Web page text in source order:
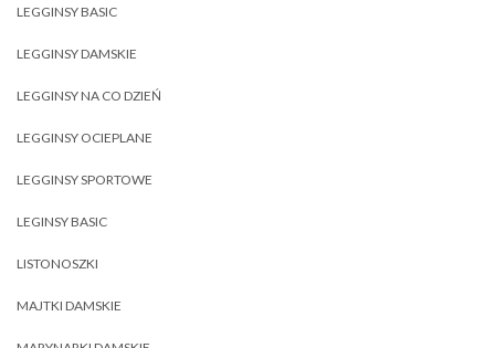
LEGGINSY BASIC
LEGGINSY DAMSKIE
LEGGINSY NA CO DZIEŃ
LEGGINSY OCIEPLANE
LEGGINSY SPORTOWE
LEGINSY BASIC
LISTONOSZKI
MAJTKI DAMSKIE